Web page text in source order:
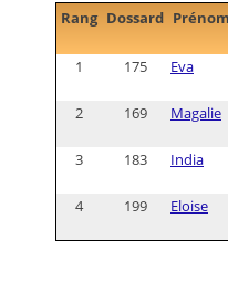
Rang Dossard Prénom
1
175 Eva
2 169 Magalie
3 183 India
4 199 Eloise